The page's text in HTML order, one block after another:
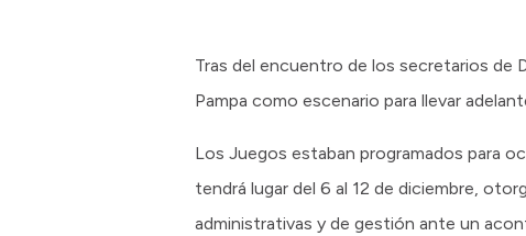
Tras del encuentro de los secretarios de
Pampa como escenario para llevar
Los Juegos estaban programados para
tendrá lugar del 6 al 12 de diciembre,
administrativas y de gestión ante un